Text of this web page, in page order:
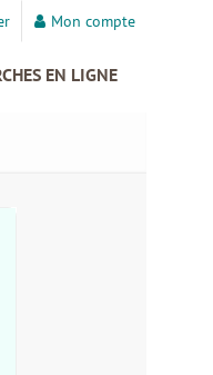
Mon compte
EN LIGNE